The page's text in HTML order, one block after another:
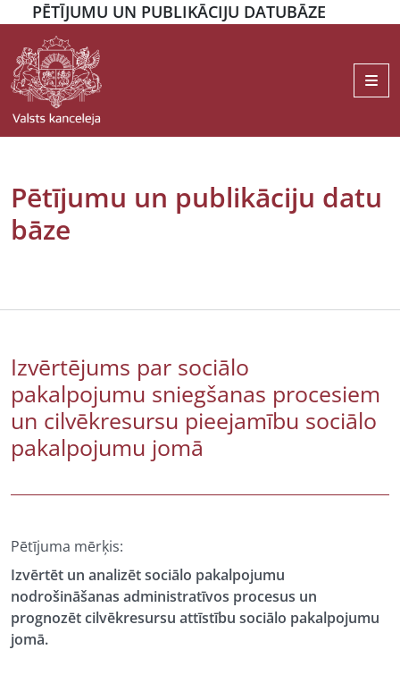
PĒTĪJUMU UN PUBLIKĀCIJU DATUBĀZE
Pētījumu un publikāciju datu
bāze
Izvērtējums par sociālo
pakalpojumu sniegšanas procesiem
un cilvēkresursu pieejamību sociālo
pakalpojumu jomā
Pētījuma mērķis:
Izvērtēt un analizēt sociālo pakalpojumu
nodrošināšanas administratīvos procesus un
prognozēt cilvēkresursu attīstību sociālo pakalpojumu
jomā.